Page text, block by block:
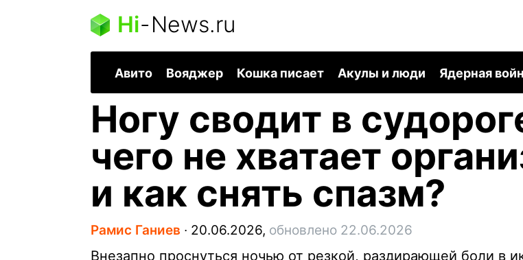
Hi-News.ru
Авито Вояджер Кошка писает Акулы и люди Ядерная
Ногу сводит в
чего не хватает
и как снять спазм?
Рамис Ганиев ∙ 20.06.2026, обновлено 22.06.2026
Внезапно проснуться ночью от резкой, раздирающей боли в